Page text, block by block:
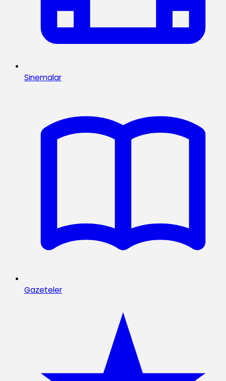
Sinemalar
Gazeteler